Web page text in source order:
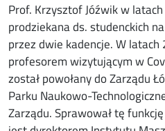
Prof. Krzysztof Jóźwik w
prodziekana ds. studenckich
przez dwie kadencje. W
profesorem wizytującym w
został powołany do Zarządu
Parku Naukowo-
Zarządu. Sprawował tę